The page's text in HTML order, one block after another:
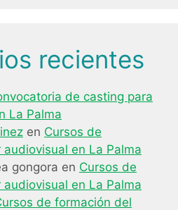
recientes
de casting para
La Palma
en Cursos de
en La Palma
gongora en Cursos de
en La Palma
de formación del